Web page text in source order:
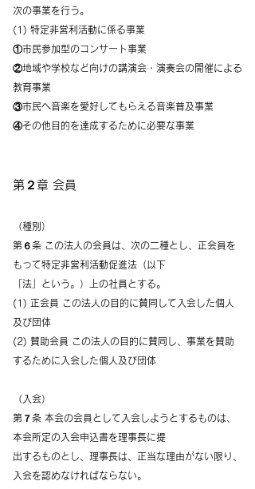
次の事業を行う。
(1) 特定非営利活動に係る事業
①市民参加型のコンサート事業
②地域や学校など向けの講演会・演奏会の開催による
教育事業
③市民へ音楽を愛好してもらえる音楽普及事業
④その他目的を達成するために必要な事業
第２章 会員
（種別）
第６条 この法人の会員は、次の二種とし、正会員を
もって特定非営利活動促進法（以下
「法」という。）上の社員とする。
(1) 正会員 この法人の目的に賛同して入会した個人
及び団体
(2) 賛助会員 この法人の目的に賛同し、事業を賛助
するために入会した個人及び団体
（入会）
第７条 本会の会員として入会しようとするものは、
本会所定の入会申込書を理事長に提
出するものとし、理事長は、正当な理由がない限り、
入会を認めなければならない。